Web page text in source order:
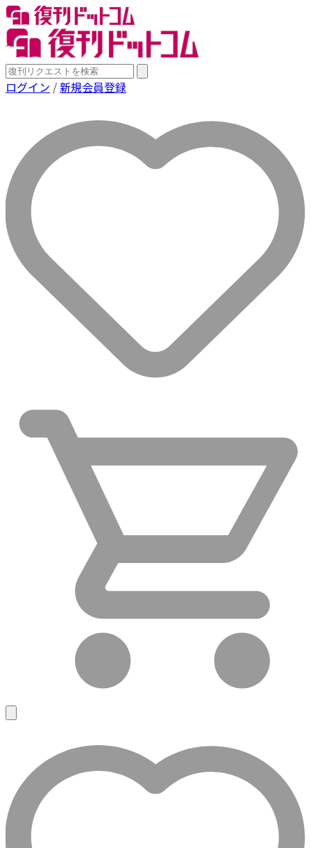
ログイン /新規会員登録